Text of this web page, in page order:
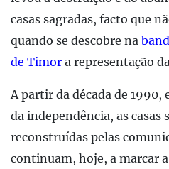
casas sagradas, facto que
quando se descobre na
de Timor a representação
A partir da década de 1990,
da independência, as casas
reconstruídas pelas
continuam, hoje, a marcar